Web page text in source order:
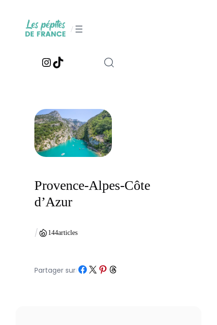
contenu
/
Instagram
TikTok
Provence-Alpes-Côte
d’Azur
/ 144articles
Partager sur/Partager sur Facebook
Partager sur X Partager sur Pinterest
Partager sur Threads